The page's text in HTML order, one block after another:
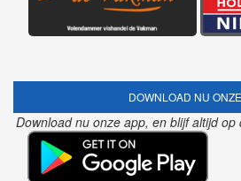
DOWNLOAD NU
Download nu onze app, en blijf altijd